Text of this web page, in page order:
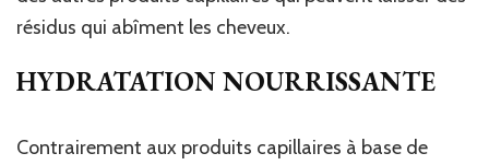
résidus qui abîment les cheveux.
HYDRATATION NOURRISSANTE
Contrairement aux produits capillaires à base de